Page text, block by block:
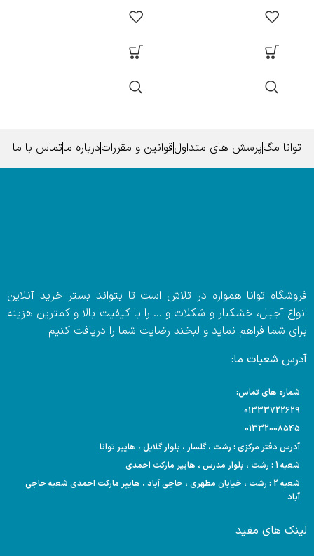
توانا مگپرسش های متداولقوانین و مقرراتدرباره ماتماس با ما
فروشگاه توانا همواره در تلاش است تا بتواند بستر خرید آنلاین
انواع آجیل، خشکبار و شکلات و … را با کیفیت بالا و کمترین هزینه
برای شما فراهم نماید و لبخند رضایت شما را دریافت کنیم
آدرس شعبات ما:
شماره های تماس:
01333722629
01332008545
آدرس دفتر مرکزی : رشت ، گلسار ، بلوار گلایل ، هایپر توانا
شعبه 1 : رشت ، بلوار مدرس ، هایپر مارکت احمدی
شعبه 2 : رشت ، خیابان مطهری ، حاجی آباد ، هایپر مارکت احمدی شعبه حاجی
آباد
لینک های مفید